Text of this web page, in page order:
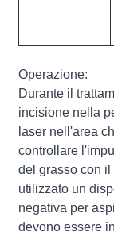
Operazione:
Durante il
incisione nella
laser nell'area
controllare
del grasso con
utilizzato un
negativa per
devono essere